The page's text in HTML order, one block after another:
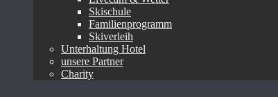
Skischule
Familienprogramm
Skiverleih
Unterhaltung Hotel
unsere Partner
Charity